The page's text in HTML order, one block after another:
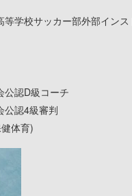
等学校サッカー部外部イン
公認D級コーチ
公認4級審判
体育)